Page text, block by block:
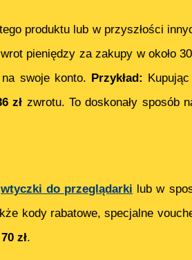
produktu lub w przyszłości
pieniędzy za zakupy w około
swoje konto. Przykład: Kupując
zł zwrotu. To doskonały sposób
wtyczki do przeglądarki lub w
kody rabatowe, specjalne
zł.